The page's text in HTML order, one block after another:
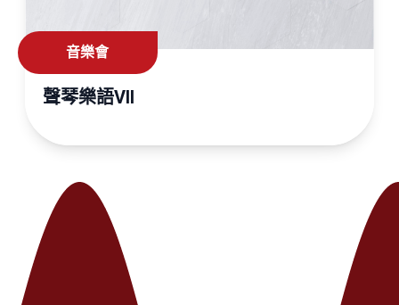
聲琴樂語VII
音樂會